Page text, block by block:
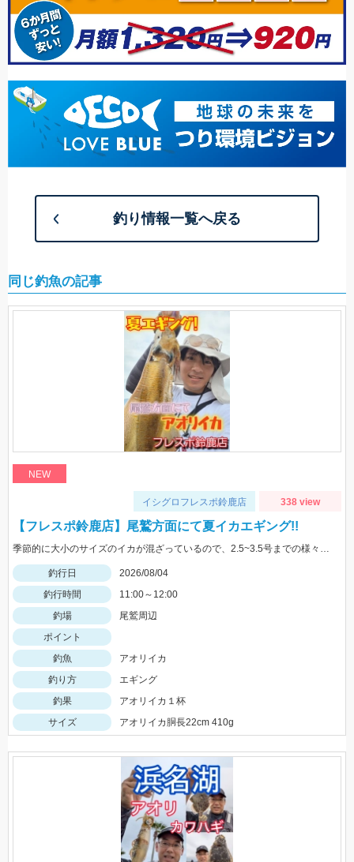
釣り情報一覧へ戻る
同じ釣魚の記事
NEW
イシグロフレスポ鈴鹿店 338 view
【フレスポ鈴鹿店】尾鷲方面にて夏イカエギング!!
季節的に大小のサイズのイカが混ざっているので、2.5~3.5号までの様々なサイズを持っていきましょう!!
釣行日
2026/08/04
釣行時間
11:00～12:00
釣場
尾鷲周辺
ポイント
釣魚
アオリイカ
釣り方
エギング
釣果
アオリイカ１杯
サイズ
アオリイカ胴長22cm 410g